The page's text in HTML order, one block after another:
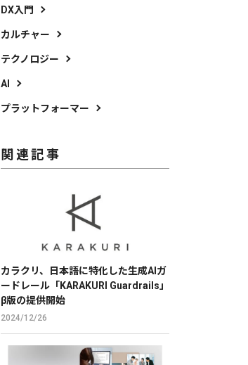
DX入門
カルチャー
テクノロジー
AI
プラットフォーマー
関連記事
カラクリ、日本語に特化した生成AIガ
ードレール「KARAKURI Guardrails」
β版の提供開始
2024/12/26